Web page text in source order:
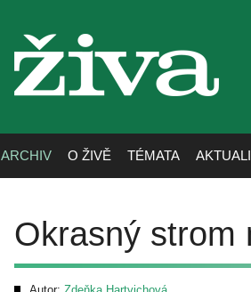
živa
ARCHIV O ŽIVĚ TÉMATA
Okrasný strom